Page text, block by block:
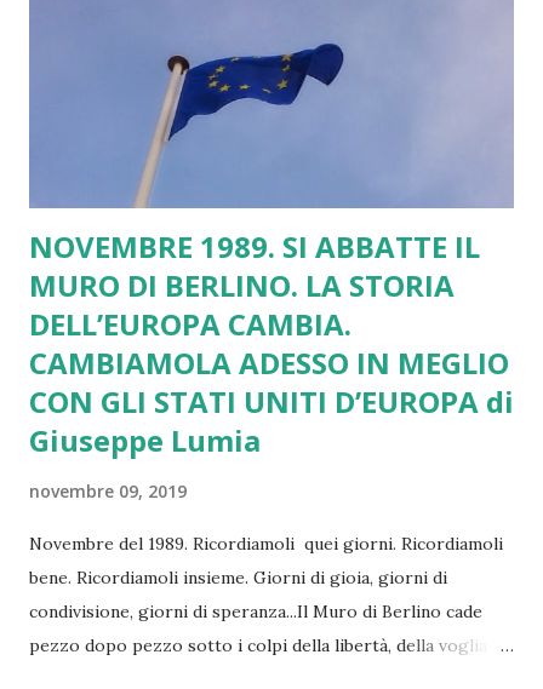
le macerie del liberismo. In Occidente e tra le democrazie
avanzate succede un po’ dappertutto tranne qualche rara
eccezione... La lezione inglese mette a fuoco per i
Progressisti la necessità di ca...
NOVEMBRE 1989. SI ABBATTE IL
MURO DI BERLINO. LA STORIA
DELL’EUROPA CAMBIA.
CAMBIAMOLA ADESSO IN MEGLIO
CON GLI STATI UNITI D’EUROPA di
Giuseppe Lumia
novembre 09, 2019
Novembre del 1989. Ricordiamoli quei giorni. Ricordiamoli
bene. Ricordiamoli insieme. Giorni di gioia, giorni di
condivisione, giorni di speranza...Il Muro di Berlino cade
pezzo dopo pezzo sotto i colpi della libertà, della voglia